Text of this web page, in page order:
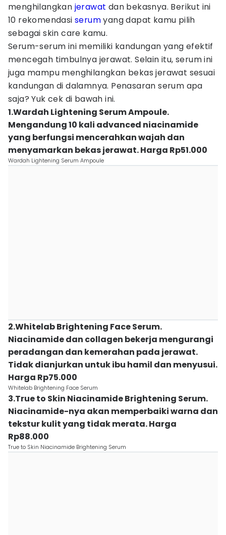
menghilangkan jerawat dan bekasnya. Berikut ini
10 rekomendasiserumyang dapat kamu pilih
sebagai skin care kamu.
Serum-serum ini memiliki kandungan yang efektif
mencegah timbulnya jerawat. Selain itu, serum ini
juga mampu menghilangkan bekas jerawat sesuai
kandungan di dalamnya. Penasaran serum apa
saja? Yuk cek di bawah ini.
1.Wardah Lightening Serum Ampoule.
Mengandung 10 kali advanced niacinamide
yang berfungsi mencerahkan wajah dan
menyamarkan bekas jerawat. Harga Rp51.000
Wardah Lightening Serum Ampoule
2.Whitelab Brightening Face Serum.
Niacinamide dan collagen bekerja mengurangi
peradangan dan kemerahan pada jerawat.
Tidak dianjurkan untuk ibu hamil dan menyusui.
Harga Rp75.000
Whitelab Brightening Face Serum
3.True to Skin Niacinamide Brightening Serum.
Niacinamide-nya akan memperbaiki warna dan
tekstur kulit yang tidak merata. Harga
Rp88.000
True to Skin Niacinamide Brightening Serum